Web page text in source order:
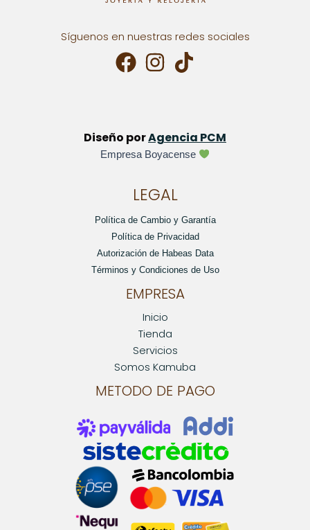
Síguenos en nuestras redes sociales
Diseño porAgencia PCM
Empresa Boyacense
LEGAL
Política de Cambio y Garantía
Política de Privacidad
Autorización de Habeas Data
Términos y Condiciones de Uso
EMPRESA
Inicio
Tienda
Servicios
Somos Kamuba
METODO DE PAGO